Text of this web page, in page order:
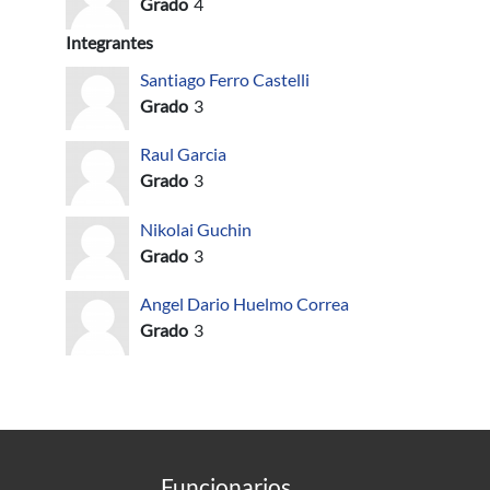
Integrantes
Santiago Ferro Castelli
Grado 3
Raul Garcia
Grado 3
Nikolai Guchin
Grado 3
Angel Dario Huelmo Correa
Grado 3